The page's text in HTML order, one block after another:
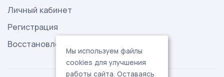
Личный кабинет
Регистрация
Восстановление пароля
Мы используем файлы
cookies для улучшения
работы сайта. Оставаясь